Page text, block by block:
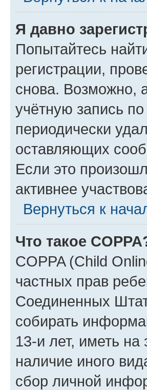
Я давно
Попытайтесь
регистрации,
снова. Возможно,
учётную запись
периодически
оставляющих
Если это
активнее
Вернуться к
Что такое
COPPA (Child
частных прав
Соединенных
собирать
13-и лет, иметь
наличие иного
сбор личной